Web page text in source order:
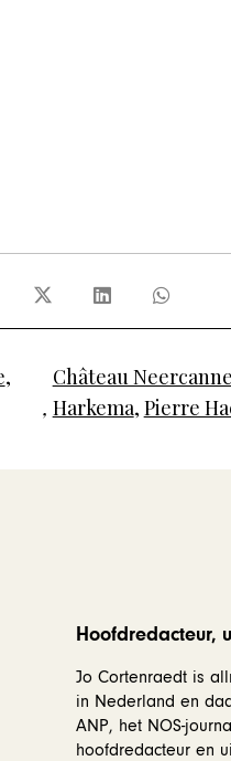
,
,
Château Neercanne
Harkema, Pierre
Hoofdredacteur,
Jo Cortenraedt is
in Nederland en
ANP, het NOS-
hoofdredacteur en